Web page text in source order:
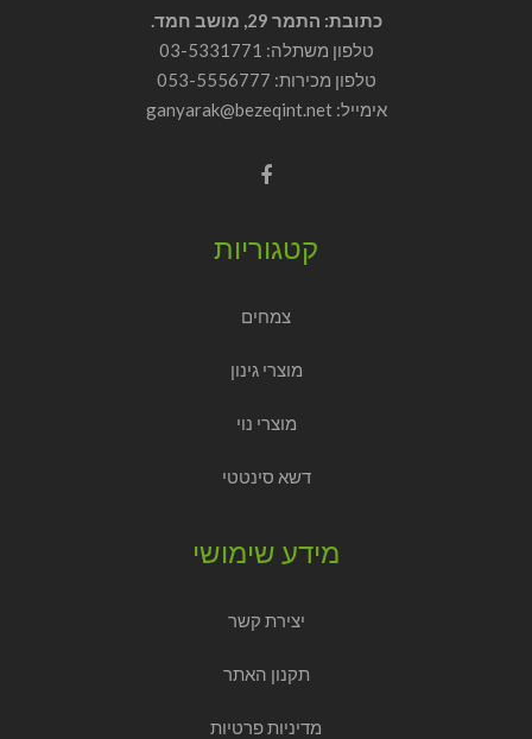
כתובת: התמר 29, מושב חמד.
טלפון משתלה: 03-5331771
טלפון מכירות: 053-5556777
אימייל: ganyarak@bezeqint.net
קטגוריות
צמחים
מוצרי גינון
מוצרי נוי
דשא סינטטי
מידע שימושי
יצירת קשר
תקנון האתר
מדיניות פרטיות